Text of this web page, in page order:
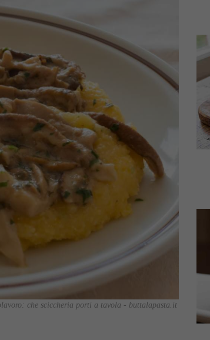
che sciccheria porti a tavola - buttalapasta.it